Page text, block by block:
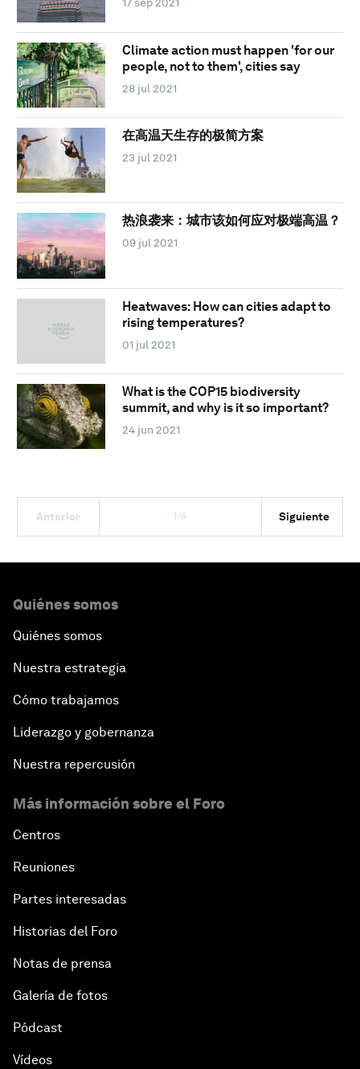
Climate action must happen 'for our
people, not to them', cities say
28 jul 2021
在高温天生存的极简方案
23 jul 2021
热浪袭来：城市该如何应对极端高温？
09 jul 2021
Heatwaves: How can cities adapt to
rising temperatures?
01 jul 2021
What is the COP15 biodiversity
summit, and why is it so important?
24 jun 2021
Anterior 1/4 Siguiente
Quiénes somos
Quiénes somos
Nuestra estrategia
Cómo trabajamos
Liderazgo y gobernanza
Nuestra repercusión
Más información sobre el Foro
Centros
Reuniones
Partes interesadas
Historias del Foro
Notas de prensa
Galería de fotos
Pódcast
Vídeos